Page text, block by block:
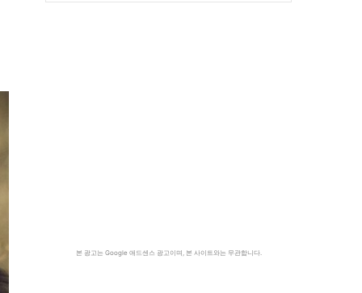
본 광고는 Google 애드센스 광고이며, 본 사이트와는 무관합니다.